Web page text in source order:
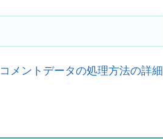
コメントデータの処理方法の詳細